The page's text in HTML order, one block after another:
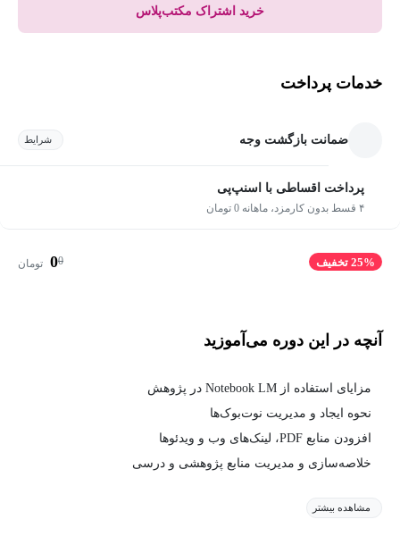
خرید اشتراک مکتب‌پلاس
خدمات پرداخت
ضمانت بازگشت وجه شرایط
پرداخت اقساطی با اسنپ‌پی
۴ قسط بدون کارمزد، ماهانه 0 تومان
25% تخفیف 0
0 تومان
آنچه در این دوره می‌آموزید
مزایای استفاده از Notebook LM در پژوهش
نحوه ایجاد و مدیریت نوت‌بوک‌ها
افزودن منابع PDF، لینک‌های وب و ویدئوها
خلاصه‌سازی و مدیریت منابع پژوهشی و درسی
مشاهده بیشتر